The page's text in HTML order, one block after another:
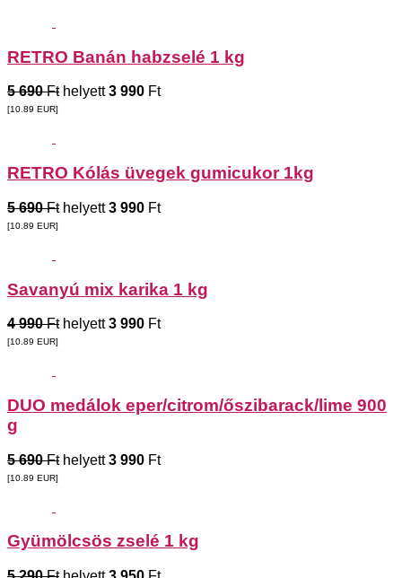
RETRO Banán habzselé 1 kg
5 690 Fthelyett3 990 Ft
[10.89 EUR]
RETRO Kólás üvegek gumicukor 1kg
5 690 Fthelyett3 990 Ft
[10.89 EUR]
Savanyú mix karika 1 kg
4 990 Fthelyett3 990 Ft
[10.89 EUR]
DUO medálok eper/citrom/őszibarack/lime 900
g
5 690 Fthelyett3 990 Ft
[10.89 EUR]
Gyümölcsös zselé 1 kg